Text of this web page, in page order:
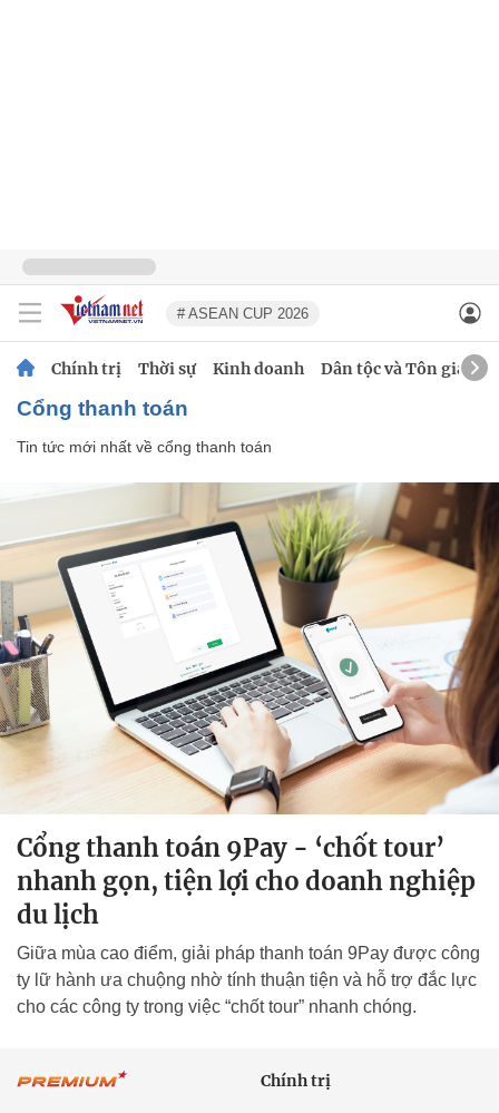
# ASEAN CUP 2026
Chính trị Thời sự Kinh doanh Dân tộc và Tôn giáo
cổng thanh toán
Tin tức mới nhất về cổng thanh toán
Cổng thanh toán 9Pay - ‘chốt tour’
nhanh gọn, tiện lợi cho doanh nghiệp
du lịch
Giữa mùa cao điểm, giải pháp thanh toán 9Pay được công
ty lữ hành ưa chuộng nhờ tính thuận tiện và hỗ trợ đắc lực
cho các công ty trong việc “chốt tour” nhanh chóng.
Chính trị